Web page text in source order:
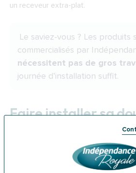
un receveur extra-plat.
Le saviez-vous ? Les produits
commercialisés par
nécessitent pas de gros
journée d’installation suffit.
Faire installer sa
personne âgée par
C’est de loin la meilleure solution car